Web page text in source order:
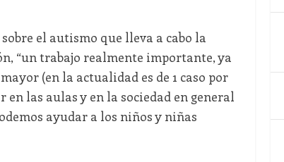
el autismo que lleva a cabo la
“un trabajo realmente importante, ya
(en la actualidad es de 1 caso por
las aulas y en la sociedad en general
ayudar a los niños y niñas